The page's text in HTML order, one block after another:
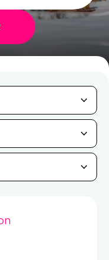
18 19
25 26